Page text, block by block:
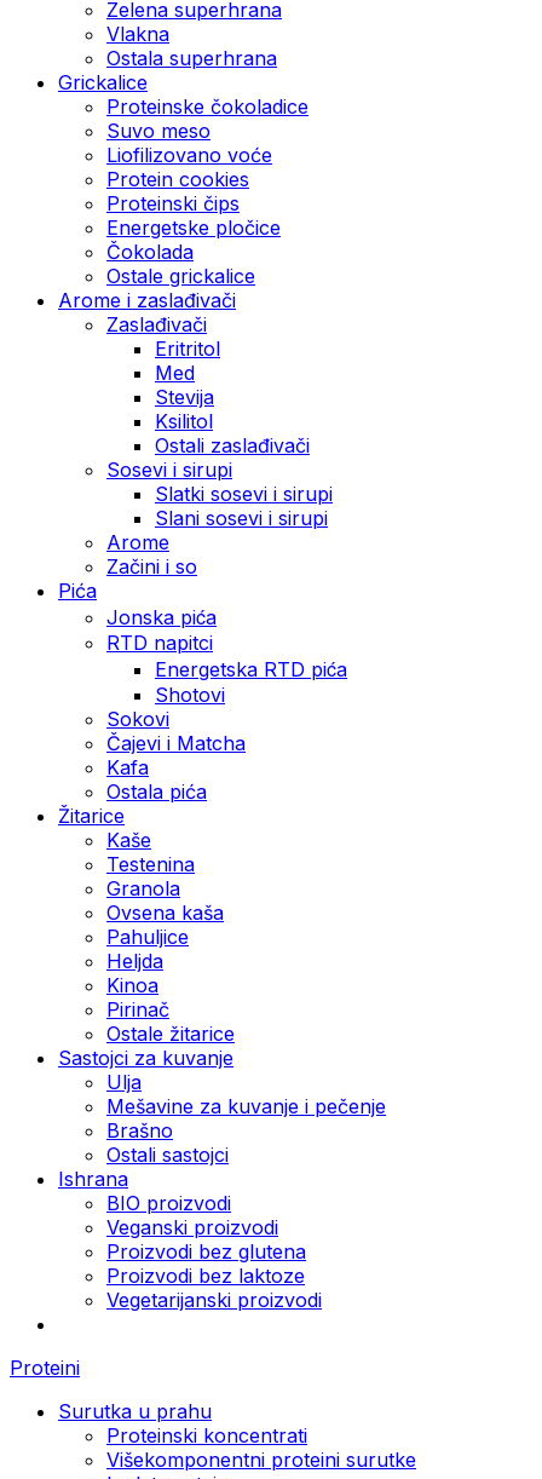
Zelena superhrana
Vlakna
Ostala superhrana
Grickalice
Proteinske čokoladice
Suvo meso
Liofilizovano voće
Protein cookies
Proteinski čips
Energetske pločice
Čokolada
Ostale grickalice
Arome i zaslađivači
Zaslađivači
Eritritol
Med
Stevija
Ksilitol
Ostali zaslađivači
Sosevi i sirupi
Slatki sosevi i sirupi
Slani sosevi i sirupi
Arome
Začini i so
Pića
Jonska pića
RTD napitci
Energetska RTD pića
Shotovi
Sokovi
Čajevi i Matcha
Kafa
Ostala pića
Žitarice
Kaše
Testenina
Granola
Ovsena kaša
Pahuljice
Heljda
Kinoa
Pirinač
Ostale žitarice
Sastojci za kuvanje
Ulja
Mešavine za kuvanje i pečenje
Brašno
Ostali sastojci
Ishrana
BIO proizvodi
Veganski proizvodi
Proizvodi bez glutena
Proizvodi bez laktoze
Vegetarijanski proizvodi
Proteini
Surutka u prahu
Proteinski koncentrati
Višekomponentni proteini surutke